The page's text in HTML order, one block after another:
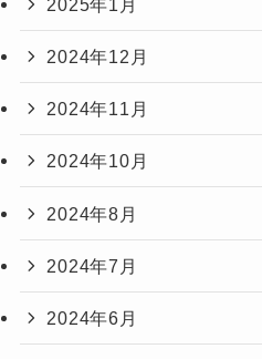
2025年1月
2024年12月
2024年11月
2024年10月
2024年8月
2024年7月
2024年6月